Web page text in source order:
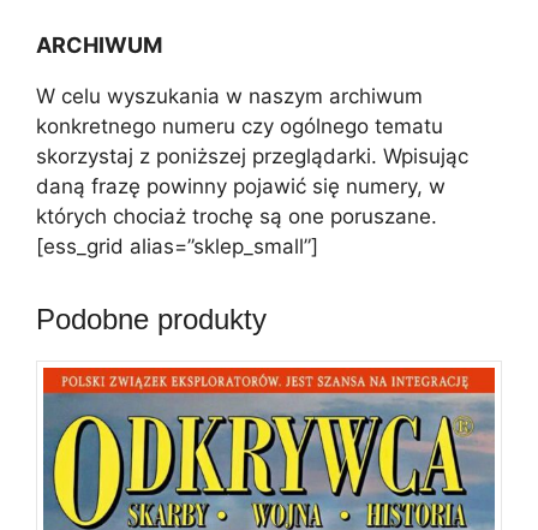
ARCHIWUM
W celu wyszukania w naszym archiwum
konkretnego numeru czy ogólnego tematu
skorzystaj z poniższej przeglądarki. Wpisując
daną frazę powinny pojawić się numery, w
których chociaż trochę są one poruszane.
[ess_grid alias=”sklep_small”]
Podobne produkty